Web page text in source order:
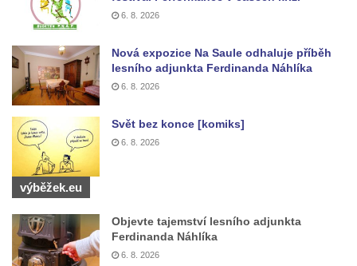
Silniční most u Bakova nad Jizerou
Kamenný most přes Rokytku v Kryštofově
Údolí
Železniční most u Noviny
Kamenný most přes Mandavu v Rumburku
Most Sychrov-04 v Radostíně
Železniční most u Sychrova
Železniční most v Zahrádkách
Barbořin most u Zahrádek
Staroměstský most v Děčíně
Kamenný most v Rabštejně nad Střelou
6. 8. 2026
Nová expozice Na Saule odhaluje příběh
lesního adjunkta Ferdinanda Náhlíka
6. 8. 2026
Svět bez konce [komiks]
6. 8. 2026
výběžek.eu
Objevte tajemství lesního adjunkta
Ferdinanda Náhlíka
6. 8. 2026